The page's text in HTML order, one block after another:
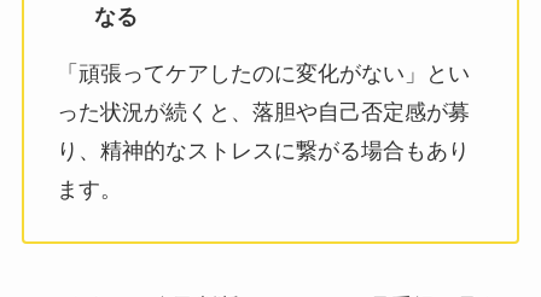
なる
「頑張ってケアしたのに変化がない」とい
った状況が続くと、落胆や自己否定感が募
り、精神的なストレスに繋がる場合もあり
ます。